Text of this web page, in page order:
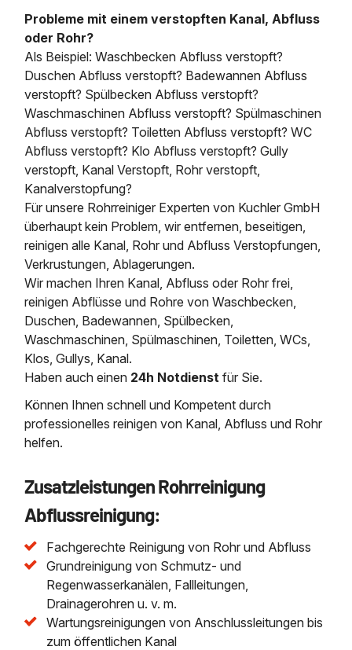
Probleme mit einem verstopften Kanal, Abfluss
oder Rohr?
Als Beispiel: Waschbecken Abfluss verstopft?
Duschen Abfluss verstopft? Badewannen Abfluss
verstopft? Spülbecken Abfluss verstopft?
Waschmaschinen Abfluss verstopft? Spülmaschinen
Abfluss verstopft? Toiletten Abfluss verstopft? WC
Abfluss verstopft? Klo Abfluss verstopft? Gully
verstopft, Kanal Verstopft, Rohr verstopft,
Kanalverstopfung?
Für unsere Rohrreiniger Experten von Kuchler GmbH
überhaupt kein Problem, wir entfernen, beseitigen,
reinigen alle Kanal, Rohr und Abfluss Verstopfungen,
Verkrustungen, Ablagerungen.
Wir machen Ihren Kanal, Abfluss oder Rohr frei,
reinigen Abflüsse und Rohre von Waschbecken,
Duschen, Badewannen, Spülbecken,
Waschmaschinen, Spülmaschinen, Toiletten, WCs,
Klos, Gullys, Kanal.
Haben auch einen 24h Notdienst für Sie.
Können Ihnen schnell und Kompetent durch
professionelles reinigen von Kanal, Abfluss und Rohr
helfen.
Zusatzleistungen Rohrreinigung
Abflussreinigung:
Fachgerechte Reinigung von Rohr und Abfluss
Grundreinigung von Schmutz- und
Regenwasserkanälen, Fallleitungen,
Drainagerohren u. v. m.
Wartungsreinigungen von Anschlussleitungen bis
zum öffentlichen Kanal